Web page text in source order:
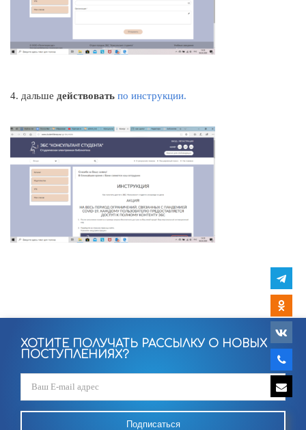
4. дальше действовать по инструкции.
ХОТИТЕ ПОЛУЧАТЬ РАССЫЛКУ О НОВЫХ
ПОСТУПЛЕНИЯХ?
Подписаться